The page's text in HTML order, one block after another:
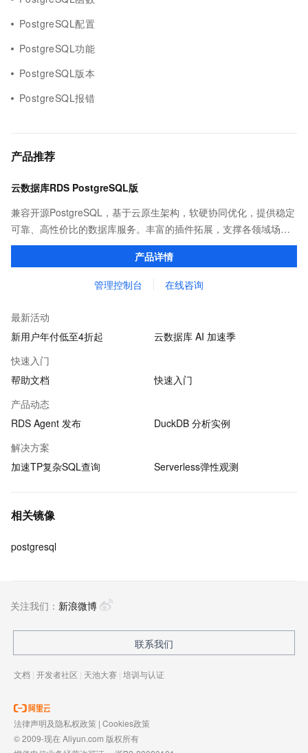
PostgreSQL配置
PostgreSQL功能
PostgreSQL版本
PostgreSQL报错
产品推荐
云数据库RDS PostgreSQL版
兼容开源PostgreSQL，基于云原生架构，软硬协同优化，提供稳定
可靠、高性价比的数据库服务。丰富的插件拓展，支撑各领域场景
化业务。
产品详情
管理控制台 在线咨询
最新活动
新用户年付低至4折起
云数据库 AI 加速季
快速入门
帮助文档
快速入门
产品动态
RDS Agent 发布
DuckDB 分析实例
解决方案
加速TP复杂SQL查询
Serverless弹性观测
相关镜像
postgresql
关注我们： 新浪微博
联系我们
文档 | 开发者社区 | 天池大赛 | 培训与认证
法律声明及隐私权政策 | Cookies政策
© 2009-现在 Aliyun.com 版权所有